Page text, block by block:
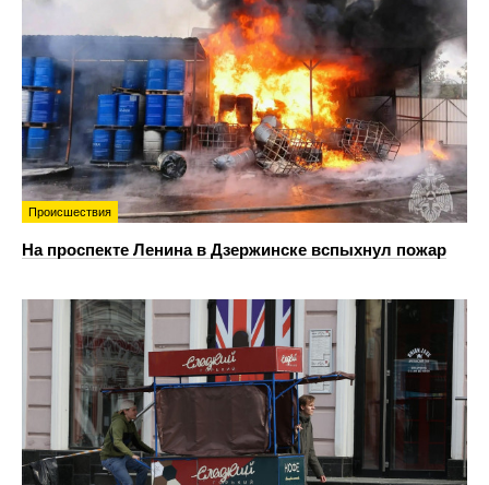
Происшествия
На проспекте Ленина в Дзержинске вспыхнул пожар